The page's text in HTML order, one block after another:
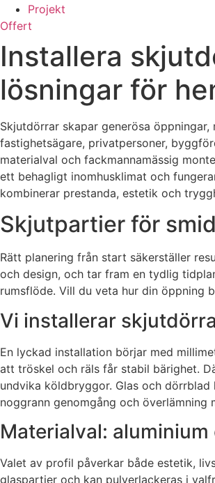
Projekt
Offert
Installera
lösningar för
Skjutdörrar skapar generösa
fastighetsägare, privatpersoner,
materialval och fackmannamässig
ett behagligt inomhusklimat och
kombinerar prestanda, estetik och
Skjutpartier för
Rätt planering från start säkerställer
och design, och tar fram en tydlig
rumsflöde. Vill du veta hur din
Vi installerar
En lyckad installation börjar med
att tröskel och räls får stabil bärighet.
undvika köldbryggor. Glas och
noggrann genomgång och
Materialval:
Valet av profil påverkar både estetik,
glaspartier och kan pulverlackeras i